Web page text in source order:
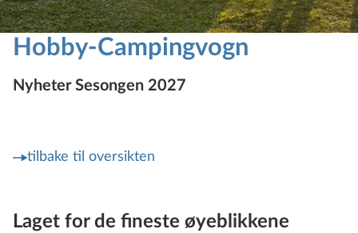
Hobby-Campingvogn
Nyheter Sesongen 2027
tilbake til oversikten
Laget for de fineste øyeblikkene